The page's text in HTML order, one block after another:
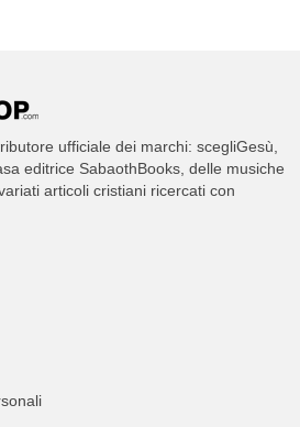
ufficiale dei marchi: scegliGesù,
editrice SabaothBooks, delle musiche
articoli cristiani ricercati con